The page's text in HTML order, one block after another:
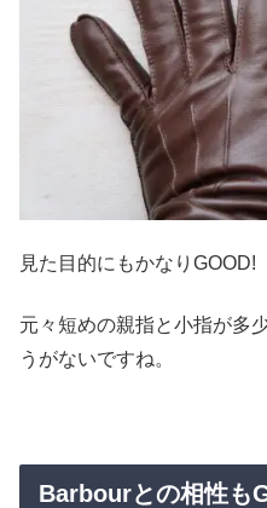
見た目的にもかなりGOOD!
元々短めの親指と小指が多
うがないですね。
Barbourとの相性も